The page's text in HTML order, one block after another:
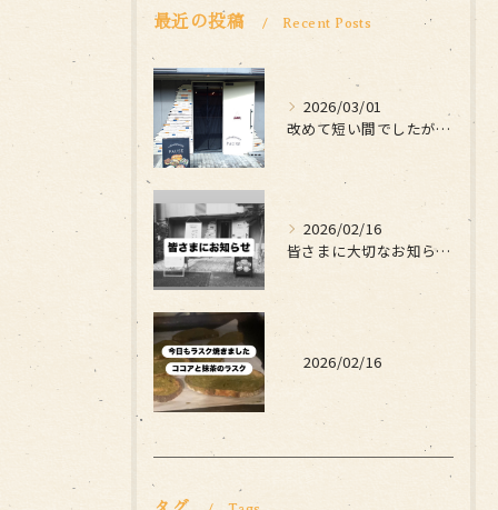
最近の投稿 Recent Posts
2026/03/01
改めて短い間でしたがお世話になりました
2026/02/16
皆さまに大切なお知らせです
2026/02/16